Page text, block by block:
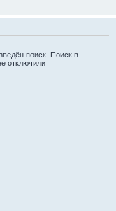
поиск. Поиск в
отключили